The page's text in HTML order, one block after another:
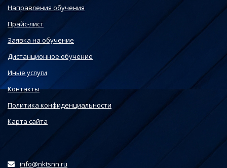
Направления обучения
Прайс-лист
Заявка на обучение
Дистанционное обучение
Иные услуги
Контакты
Политика конфиденциальности
Карта сайта
info@nktsnn.ru